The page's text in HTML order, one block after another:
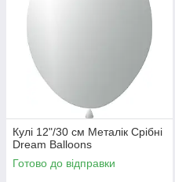
Кулі 12"/30 см Металік Срібні
Dream Balloons
Готово до відправки